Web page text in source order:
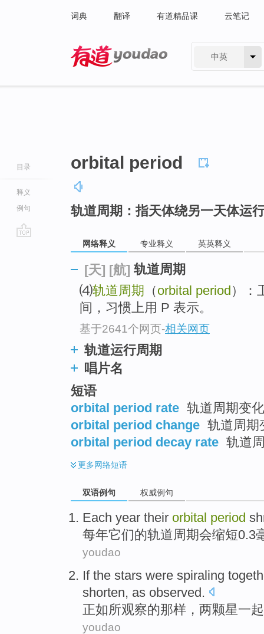
词典 翻译 有道精品课 云笔记
中英
目录
释义
例句
orbital period
轨道周期：指天体绕另一天体运
网络释义 专业释义 英英释义
[天] [航] 轨道周期
⑷轨道周期 （orbital period ）：
间，习惯上用 P 表示。
基于2641个网页-相关网页
轨道运行周期
唱片名
短语
orbital period rate 轨道周期变化
orbital period change 轨道周期
orbital period decay rate 轨道
更多网络短语
双语例句 权威例句
Each year their orbital period
每年它们的轨道 周期会缩短0.3
youdao
If the stars were spiraling
shorten, as observed.
正如所观察的那样， 两颗星一起
youdao